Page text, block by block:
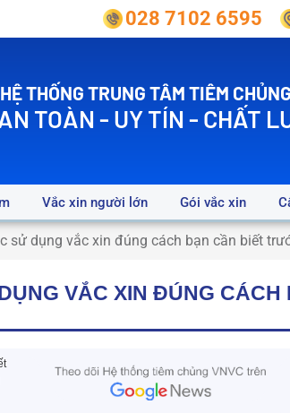
028 7102 6595
HỆ THỐNG TRUNG TÂM TIÊM
TOÀN - UY TÍN - CHẤT
Vắc xin người lớn Gói vắc xin
sử dụng vắc xin đúng cách bạn cần biết
VẮC XIN ĐÚNG